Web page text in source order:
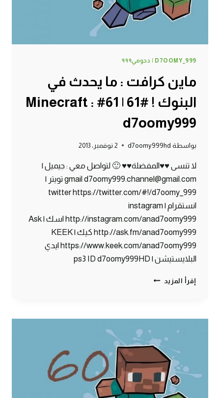
D7OOMY_999 | دحومي٩٩٩
ماين كرافت : ما يحدث في
البنوك ! #61 | 61# Minecraft :
d7oomy999
بواسطة d7oomy999hd 2 نوفمبر، 2013
لا تنسى ♥♥المفضلة♥♥ 🙂 لتواصل معي : جيميل |
gmail d7oomy999.channel@gmail.com تويتر |
twitter https://twitter.com/#!/d7oomy_999
انستقرام | instagram
http://instagram.com/anad7oomy999 اسك | Ask
http://ask.fm/anad7oomy999 كيك | KEEK
https://www.keek.com/anad7oomy999 ايدي
البلايستيشن | ps3 ID d7oomy999HD
إقرأ المزيد ماين
يحدث
البنوك
!
#61
|
61#
MINECRAFT